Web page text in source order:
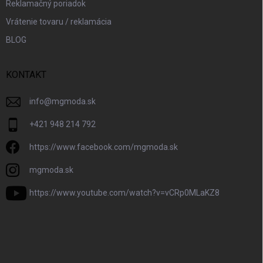
Reklamačný poriadok
Vrátenie tovaru / reklamácia
BLOG
KONTAKT
info@mgmoda.sk
+421 948 214 792
https://www.facebook.com/mgmoda.sk
mgmoda.sk
https://www.youtube.com/watch?v=vCRp0MLaKZ8